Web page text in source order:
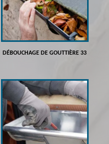
DÉBOUCHAGE DE GOUTTIÈRE 33